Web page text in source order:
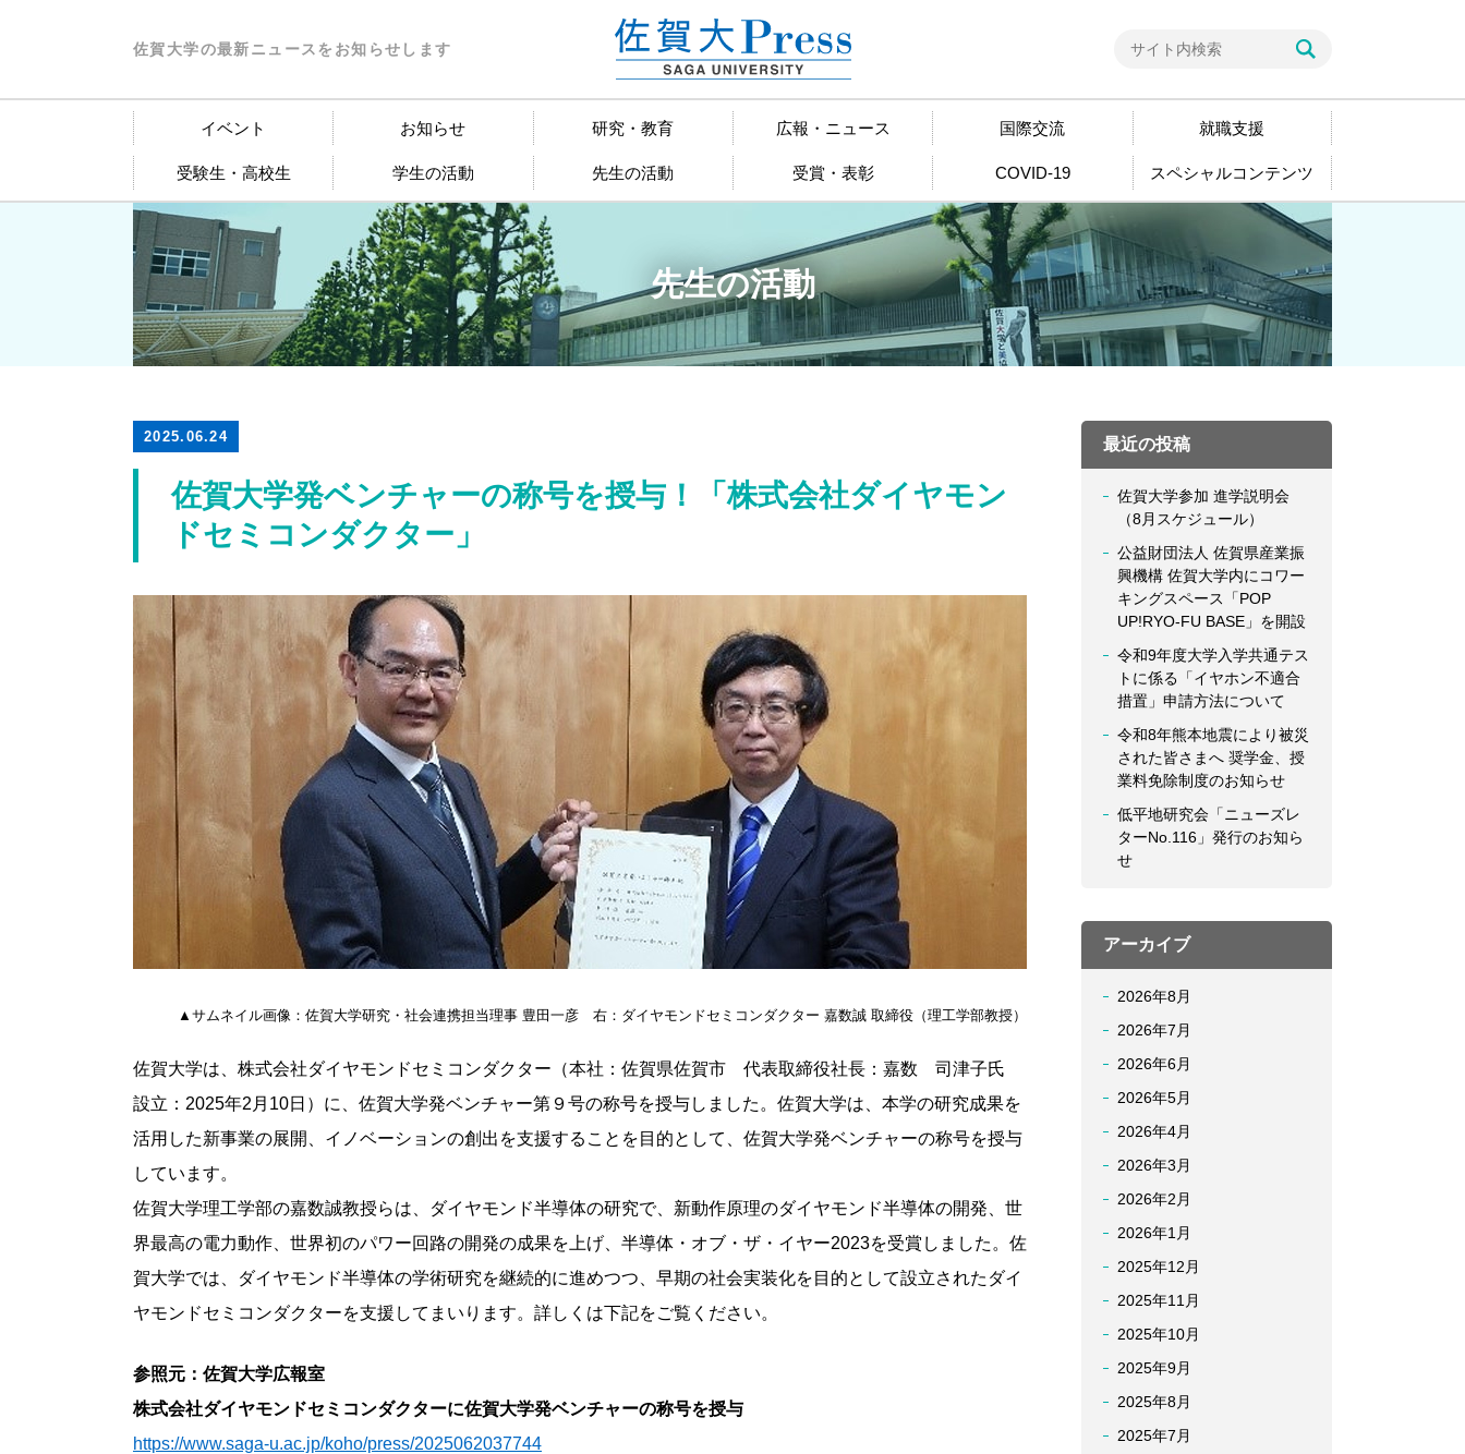
佐賀大学の最新ニュースをお知らせします
イベント お知らせ 研究・教育 広報・ニュース 国際交流 就職支援
受験生・高校生 学生の活動 先生の活動 受賞・表彰 COVID-19 スペシャルコンテンツ
先生の活動
2025.06.24
佐賀大学発ベンチャーの称号を授与！「株式会社ダイヤモン
ドセミコンダクター」
▲サムネイル画像：佐賀大学研究・社会連携担当理事 豊田一彦 右：ダイヤモンドセミコンダクター 嘉数誠 取締役（理工学部教授）
佐賀大学は、株式会社ダイヤモンドセミコンダクター（本社：佐賀県佐賀市 代表取締役社長：嘉数 司津子氏
設立：2025年2月10日）に、佐賀大学発ベンチャー第９号の称号を授与しました。佐賀大学は、本学の研究成果を
活用した新事業の展開、イノベーションの創出を支援することを目的として、佐賀大学発ベンチャーの称号を授与
しています。
佐賀大学理工学部の嘉数誠教授らは、ダイヤモンド半導体の研究で、新動作原理のダイヤモンド半導体の開発、世
界最高の電力動作、世界初のパワー回路の開発の成果を上げ、半導体・オブ・ザ・イヤー2023を受賞しました。佐
賀大学では、ダイヤモンド半導体の学術研究を継続的に進めつつ、早期の社会実装化を目的として設立されたダイ
ヤモンドセミコンダクターを支援してまいります。詳しくは下記をご覧ください。
参照元：佐賀大学広報室
株式会社ダイヤモンドセミコンダクターに佐賀大学発ベンチャーの称号を授与
https://www.saga-u.ac.jp/koho/press/2025062037744
最近の投稿
佐賀大学参加 進学説明会
（8月スケジュール）
公益財団法人 佐賀県産業振
興機構 佐賀大学内にコワー
キングスペース「POP
UP!RYO-FU BASE」を開設
令和9年度大学入学共通テス
トに係る「イヤホン不適合
措置」申請方法について
令和8年熊本地震により被災
された皆さまへ 奨学金、授
業料免除制度のお知らせ
低平地研究会「ニューズレ
ターNo.116」発行のお知ら
せ
アーカイブ
2026年8月
2026年7月
2026年6月
2026年5月
2026年4月
2026年3月
2026年2月
2026年1月
2025年12月
2025年11月
2025年10月
2025年9月
2025年8月
2025年7月